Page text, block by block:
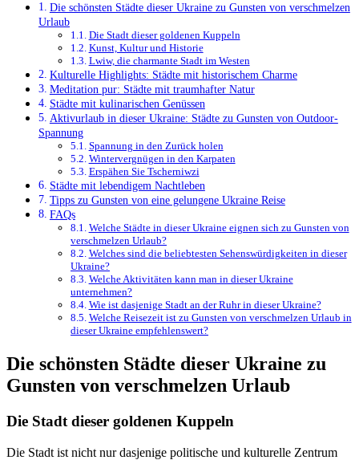
Die schönsten Städte dieser Ukraine zu Gunsten von verschmelzen
Urlaub
Die Stadt dieser goldenen Kuppeln
Kunst, Kultur und Historie
Lwiw, die charmante Stadt im Westen
Kulturelle Highlights: Städte mit historischem Charme
Meditation pur: Städte mit traumhafter Natur
Städte mit kulinarischen Genüssen
Aktivurlaub in dieser Ukraine: Städte zu Gunsten von Outdoor-
Spannung
Spannung in den Zurück holen
Wintervergnügen in den Karpaten
Erspähen Sie Tscherniwzi
Städte mit lebendigem Nachtleben
Tipps zu Gunsten von eine gelungene Ukraine Reise
FAQs
Welche Städte in dieser Ukraine eignen sich zu Gunsten von
verschmelzen Urlaub?
Welches sind die beliebtesten Sehenswürdigkeiten in dieser
Ukraine?
Welche Aktivitäten kann man in dieser Ukraine
unternehmen?
Wie ist dasjenige Stadt an der Ruhr in dieser Ukraine?
Welche Reisezeit ist zu Gunsten von verschmelzen Urlaub in
dieser Ukraine empfehlenswert?
Die schönsten Städte dieser Ukraine zu
Gunsten von verschmelzen Urlaub
Die Stadt dieser goldenen Kuppeln
Die Stadt ist nicht nur dasjenige politische und kulturelle Zentrum